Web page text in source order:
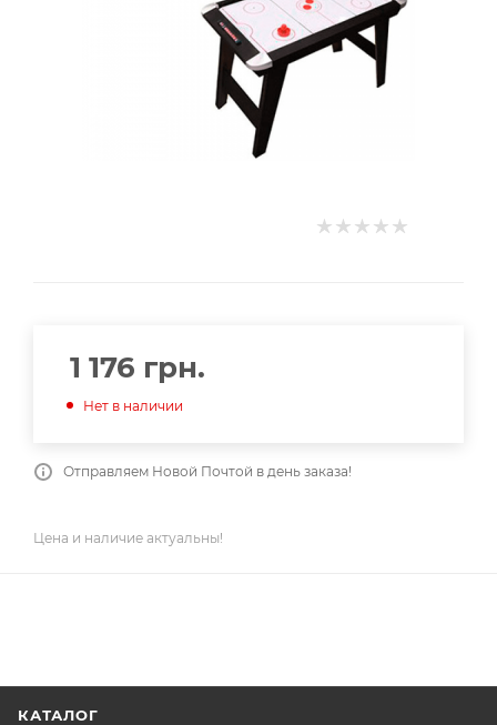
1 176 грн.
Нет в наличии
Отправляем Новой Почтой в день заказа!
Цена и наличие актуальны!
КАТАЛОГ